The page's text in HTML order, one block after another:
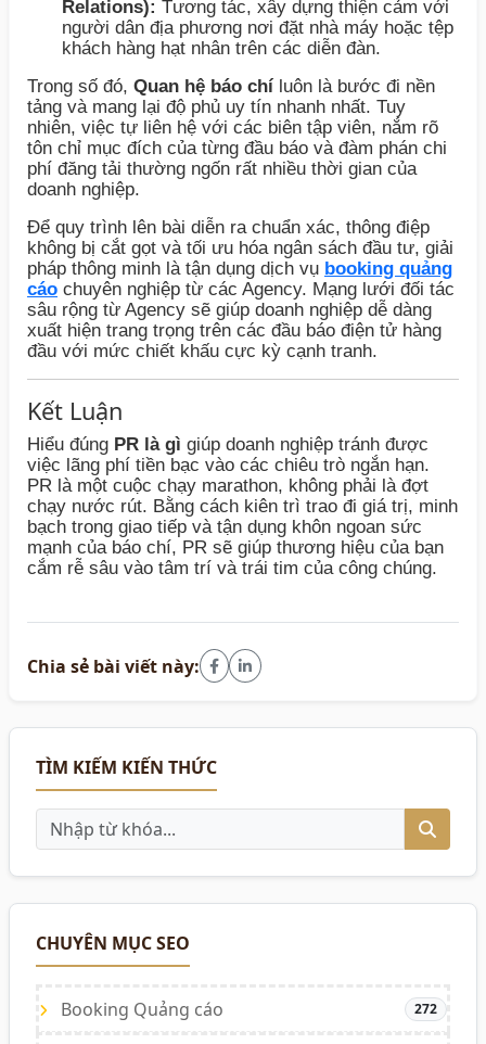
Relations): Tương tác, xây dựng thiện cảm với
người dân địa phương nơi đặt nhà máy hoặc tệp
khách hàng hạt nhân trên các diễn đàn.
Trong số đó, Quan hệ báo chí luôn là bước đi nền
tảng và mang lại độ phủ uy tín nhanh nhất. Tuy
nhiên, việc tự liên hệ với các biên tập viên, nắm rõ
tôn chỉ mục đích của từng đầu báo và đàm phán chi
phí đăng tải thường ngốn rất nhiều thời gian của
doanh nghiệp.
Để quy trình lên bài diễn ra chuẩn xác, thông điệp
không bị cắt gọt và tối ưu hóa ngân sách đầu tư, giải
pháp thông minh là tận dụng dịch vụ booking quảng
cáo chuyên nghiệp từ các Agency. Mạng lưới đối tác
sâu rộng từ Agency sẽ giúp doanh nghiệp dễ dàng
xuất hiện trang trọng trên các đầu báo điện tử hàng
đầu với mức chiết khấu cực kỳ cạnh tranh.
Kết Luận
Hiểu đúng PR là gì giúp doanh nghiệp tránh được
việc lãng phí tiền bạc vào các chiêu trò ngắn hạn.
PR là một cuộc chạy marathon, không phải là đợt
chạy nước rút. Bằng cách kiên trì trao đi giá trị, minh
bạch trong giao tiếp và tận dụng khôn ngoan sức
mạnh của báo chí, PR sẽ giúp thương hiệu của bạn
cắm rễ sâu vào tâm trí và trái tim của công chúng.
Chia sẻ bài viết này:
TÌM KIẾM KIẾN THỨC
CHUYÊN MỤC SEO
Booking Quảng cáo 272